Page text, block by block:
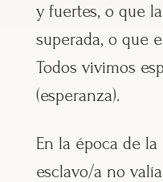
y fuertes, o que
superada, o que
Todos vivimos
(esperanza).
En la época de
esclavo/a no